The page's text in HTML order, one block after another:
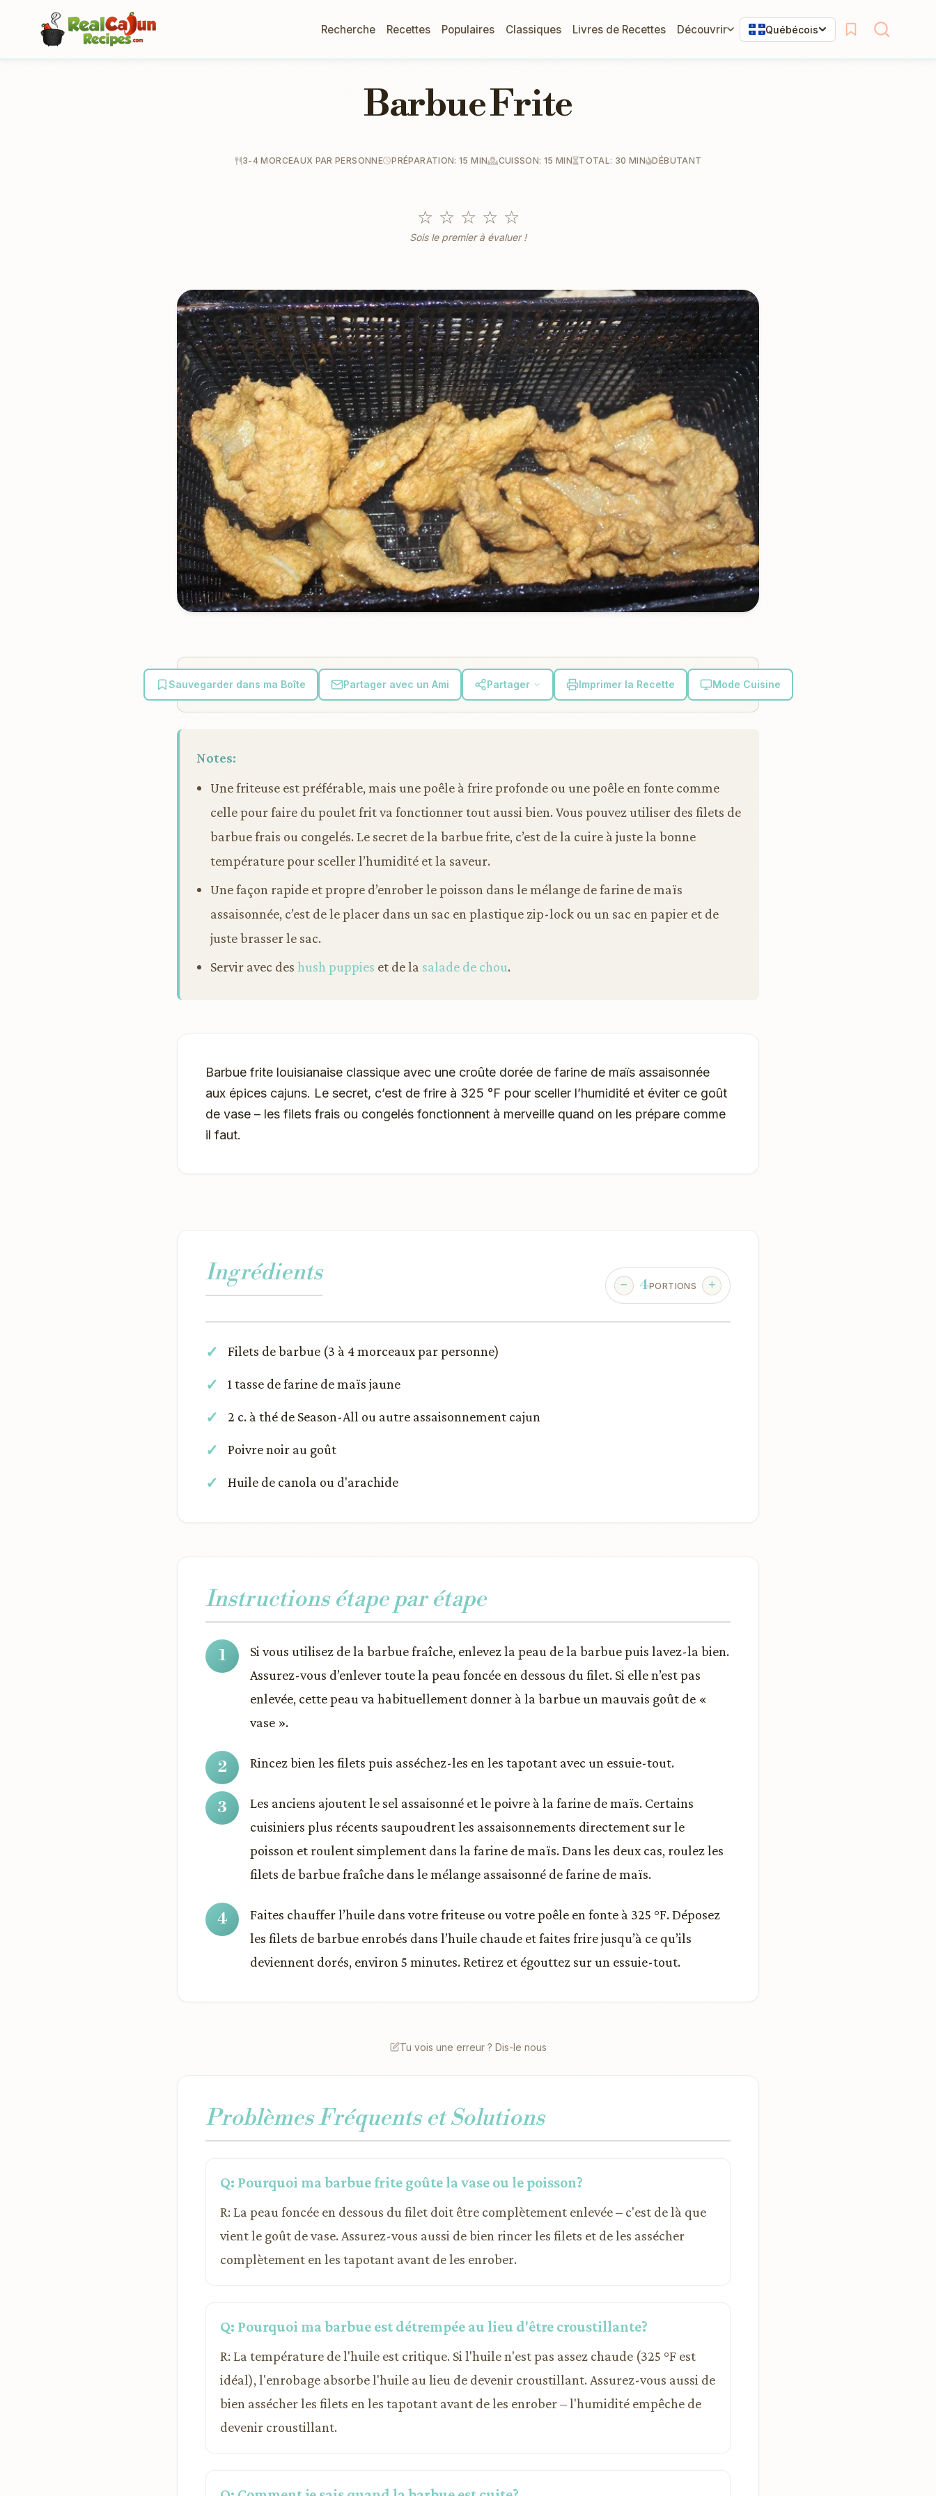
Recherche Recettes Populaires Classiques Livres de Recettes Découvrir Québécois
Barbue Frite
3-4 MORCEAUX PAR PERSONNE PRÉPARATION: 15 MIN CUISSON: 15 MIN TOTAL: 30 MIN DÉBUTANT
☆ ☆ ☆ ☆ ☆
Sois le premier à évaluer !
Sauvegarder dans ma Boîte Partager avec un Ami Partager Imprimer la Recette Mode Cuisine
Notes:
Une friteuse est préférable, mais une poêle à frire profonde ou une poêle en fonte comme
celle pour faire du poulet frit va fonctionner tout aussi bien. Vous pouvez utiliser des filets de
barbue frais ou congelés. Le secret de la barbue frite, c’est de la cuire à juste la bonne
température pour sceller l’humidité et la saveur.
Une façon rapide et propre d’enrober le poisson dans le mélange de farine de maïs
assaisonnée, c’est de le placer dans un sac en plastique zip-lock ou un sac en papier et de
juste brasser le sac.
Servir avec des hush puppies et de la salade de chou.
Barbue frite louisianaise classique avec une croûte dorée de farine de maïs assaisonnée
aux épices cajuns. Le secret, c’est de frire à 325 °F pour sceller l’humidité et éviter ce goût
de vase – les filets frais ou congelés fonctionnent à merveille quand on les prépare comme
il faut.
Ingrédients 4PORTIONS
Filets de barbue (3 à 4 morceaux par personne)
1 tasse de farine de maïs jaune
2 c. à thé de Season-All ou autre assaisonnement cajun
Poivre noir au goût
Huile de canola ou d'arachide
Instructions étape par étape
Si vous utilisez de la barbue fraîche, enlevez la peau de la barbue puis lavez-la bien.
Assurez-vous d’enlever toute la peau foncée en dessous du filet. Si elle n’est pas
enlevée, cette peau va habituellement donner à la barbue un mauvais goût de «
vase ».
Rincez bien les filets puis asséchez-les en les tapotant avec un essuie-tout.
Les anciens ajoutent le sel assaisonné et le poivre à la farine de maïs. Certains
cuisiniers plus récents saupoudrent les assaisonnements directement sur le
poisson et roulent simplement dans la farine de maïs. Dans les deux cas, roulez les
filets de barbue fraîche dans le mélange assaisonné de farine de maïs.
Faites chauffer l’huile dans votre friteuse ou votre poêle en fonte à 325 °F. Déposez
les filets de barbue enrobés dans l’huile chaude et faites frire jusqu’à ce qu’ils
deviennent dorés, environ 5 minutes. Retirez et égouttez sur un essuie-tout.
Tu vois une erreur ? Dis-le nous
Problèmes Fréquents et Solutions
Q: Pourquoi ma barbue frite goûte la vase ou le poisson?
R: La peau foncée en dessous du filet doit être complètement enlevée – c'est de là que
vient le goût de vase. Assurez-vous aussi de bien rincer les filets et de les assécher
complètement en les tapotant avant de les enrober.
Q: Pourquoi ma barbue est détrempée au lieu d'être croustillante?
R: La température de l'huile est critique. Si l'huile n'est pas assez chaude (325 °F est
idéal), l'enrobage absorbe l'huile au lieu de devenir croustillant. Assurez-vous aussi de
bien assécher les filets en les tapotant avant de les enrober – l'humidité empêche de
devenir croustillant.